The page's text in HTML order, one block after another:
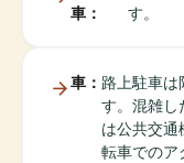
車：
す。
車： 路上駐車は
す。混雑し
は公共交通
転車でのア